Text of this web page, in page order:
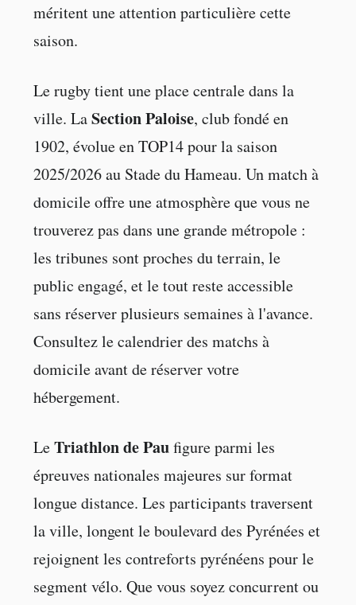
méritent une attention particulière cette
saison.
Le rugby tient une place centrale dans la
ville. LaSection Paloise, club fondé en
1902, évolue en TOP14 pour la saison
2025/2026 au Stade du Hameau. Un match à
domicile offre une atmosphère que vous ne
trouverez pas dans une grande métropole :
les tribunes sont proches du terrain, le
public engagé, et le tout reste accessible
sans réserver plusieurs semaines à l'avance.
Consultez le calendrier des matchs à
domicile avant de réserver votre
hébergement.
LeTriathlon de Paufigure parmi les
épreuves nationales majeures sur format
longue distance. Les participants traversent
la ville, longent le boulevard des Pyrénées et
rejoignent les contreforts pyrénéens pour le
segment vélo. Que vous soyez concurrent ou